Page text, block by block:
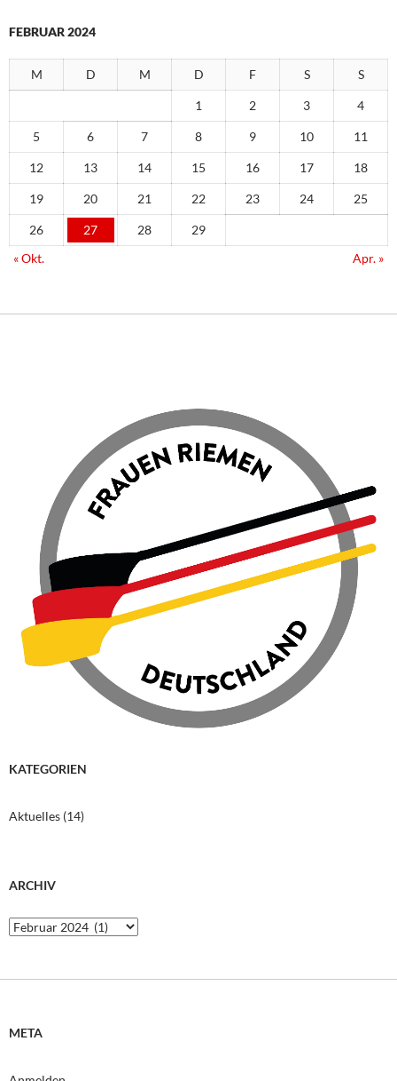
FEBRUAR 2024
M D M D F S S
1 2 3 4
5 6 7 8 9 10 11
12 13 14 15 16 17 18
19 20 21 22 23 24 25
26 27 28
29
« Okt.
Apr. »
KATEGORIEN
Aktuelles (14)
ARCHIV
Archiv
META